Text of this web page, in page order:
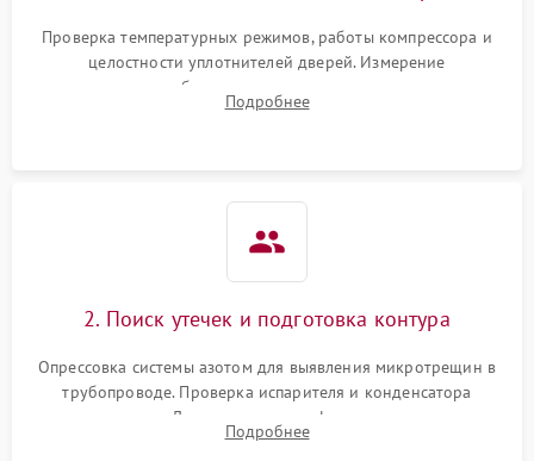
Проверка температурных режимов, работы компрессора и
целостности уплотнителей дверей. Измерение
сопротивления обмоток мотора, проверка термостата и
считывание кодов ошибок с электронного дисплея.
Подробнее
2. Поиск утечек и подготовка контура
Опрессовка системы азотом для выявления микротрещин в
трубопроводе. Проверка испарителя и конденсатора
течеискателем. Демонтаж старого фильтра-осушителя и
продувка капиллярной трубки для устранения засоров.
Подробнее